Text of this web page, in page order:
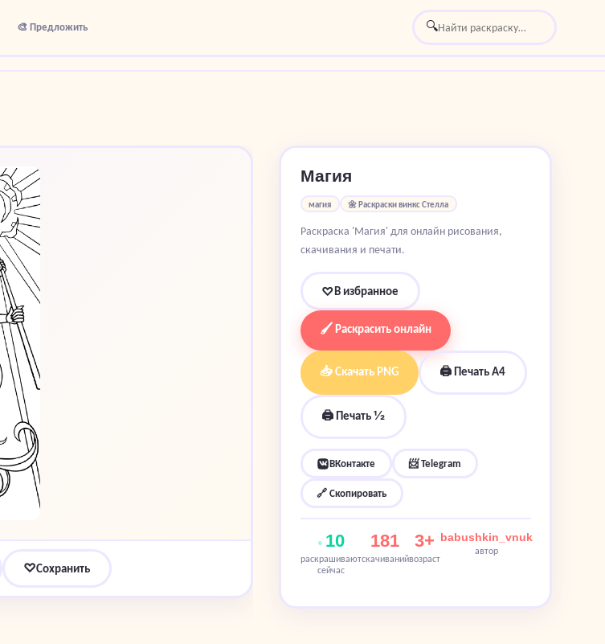
🎨 Предложить 🔍
♡Сохранить
Магия
магия 🌼 Раскраски винкс Стелла
Раскраска 'Магия' для онлайн рисования,
скачивания и печати.
♡В избранное
🖌 Раскрасить онлайн
📥 Скачать PNG 🖨 Печать A4
🖨 Печать ½
ВКонтакте 📨 Telegram
🔗 Скопировать
10
раскрашивают
сейчас
181
скачиваний
3+
возраст
babushkin_vnuk
автор